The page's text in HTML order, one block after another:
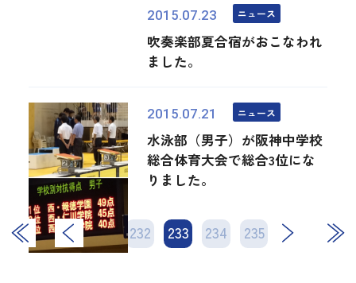
2015.07.23 ニュース
吹奏楽部夏合宿がおこなわれ
ました。
2015.07.21 ニュース
水泳部（男子）が阪神中学校
総合体育大会で総合3位にな
りました。
231 232 233 234 235
次 最後